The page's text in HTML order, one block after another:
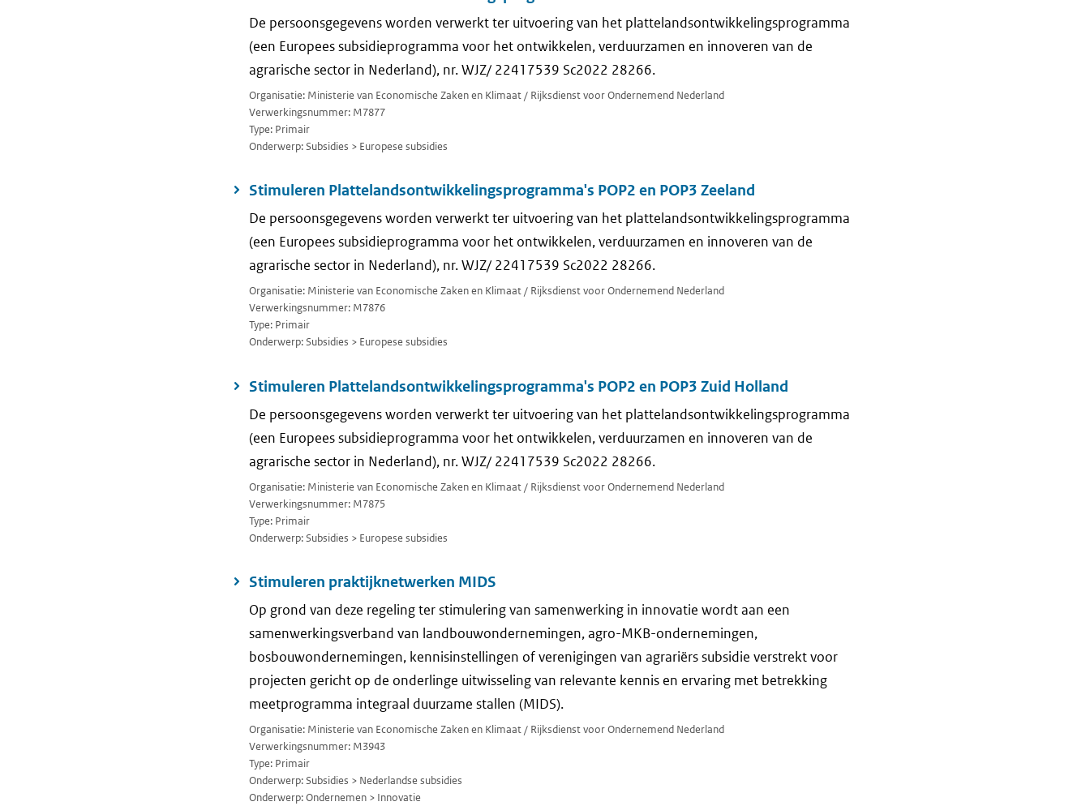
De persoonsgegevens worden verwerkt ter uitvoering van het plattelandsontwikkelingsprogramma
(een Europees subsidieprogramma voor het ontwikkelen, verduurzamen en innoveren van de
agrarische sector in Nederland), nr. WJZ/ 22417539 Sc2022 28266.
Organisatie: Ministerie van Economische Zaken en Klimaat / Rijksdienst voor Ondernemend Nederland
Verwerkingsnummer: M7877
Type: Primair
Onderwerp: Subsidies > Europese subsidies
Stimuleren Plattelandsontwikkelingsprogramma's POP2 en POP3 Zeeland
De persoonsgegevens worden verwerkt ter uitvoering van het plattelandsontwikkelingsprogramma
(een Europees subsidieprogramma voor het ontwikkelen, verduurzamen en innoveren van de
agrarische sector in Nederland), nr. WJZ/ 22417539 Sc2022 28266.
Organisatie: Ministerie van Economische Zaken en Klimaat / Rijksdienst voor Ondernemend Nederland
Verwerkingsnummer: M7876
Type: Primair
Onderwerp: Subsidies > Europese subsidies
Stimuleren Plattelandsontwikkelingsprogramma's POP2 en POP3 Zuid Holland
De persoonsgegevens worden verwerkt ter uitvoering van het plattelandsontwikkelingsprogramma
(een Europees subsidieprogramma voor het ontwikkelen, verduurzamen en innoveren van de
agrarische sector in Nederland), nr. WJZ/ 22417539 Sc2022 28266.
Organisatie: Ministerie van Economische Zaken en Klimaat / Rijksdienst voor Ondernemend Nederland
Verwerkingsnummer: M7875
Type: Primair
Onderwerp: Subsidies > Europese subsidies
Stimuleren praktijknetwerken MIDS
Op grond van deze regeling ter stimulering van samenwerking in innovatie wordt aan een
samenwerkingsverband van landbouwondernemingen, agro-MKB-ondernemingen,
bosbouwondernemingen, kennisinstellingen of verenigingen van agrariërs subsidie verstrekt voor
projecten gericht op de onderlinge uitwisseling van relevante kennis en ervaring met betrekking
meetprogramma integraal duurzame stallen (MIDS).
Organisatie: Ministerie van Economische Zaken en Klimaat / Rijksdienst voor Ondernemend Nederland
Verwerkingsnummer: M3943
Type: Primair
Onderwerp: Subsidies > Nederlandse subsidies
Onderwerp: Ondernemen > Innovatie